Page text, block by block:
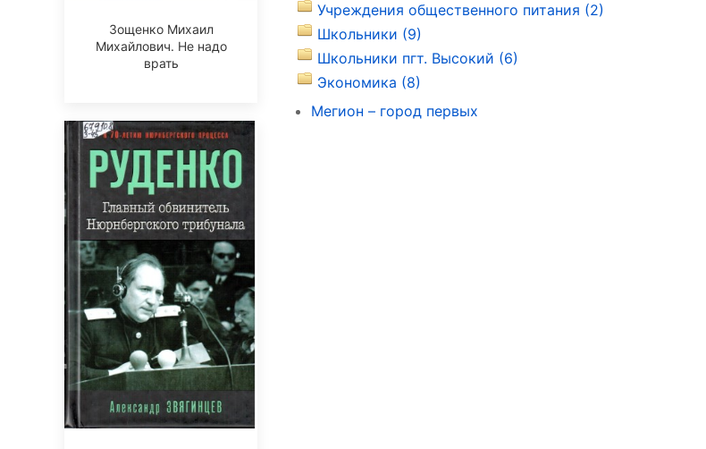
Зощенко Михаил
Михайлович. Не надо
врать
Учреждения общественного питания (2)
Школьники (9)
Школьники пгт. Высокий (6)
Экономика (8)
Мегион – город первых